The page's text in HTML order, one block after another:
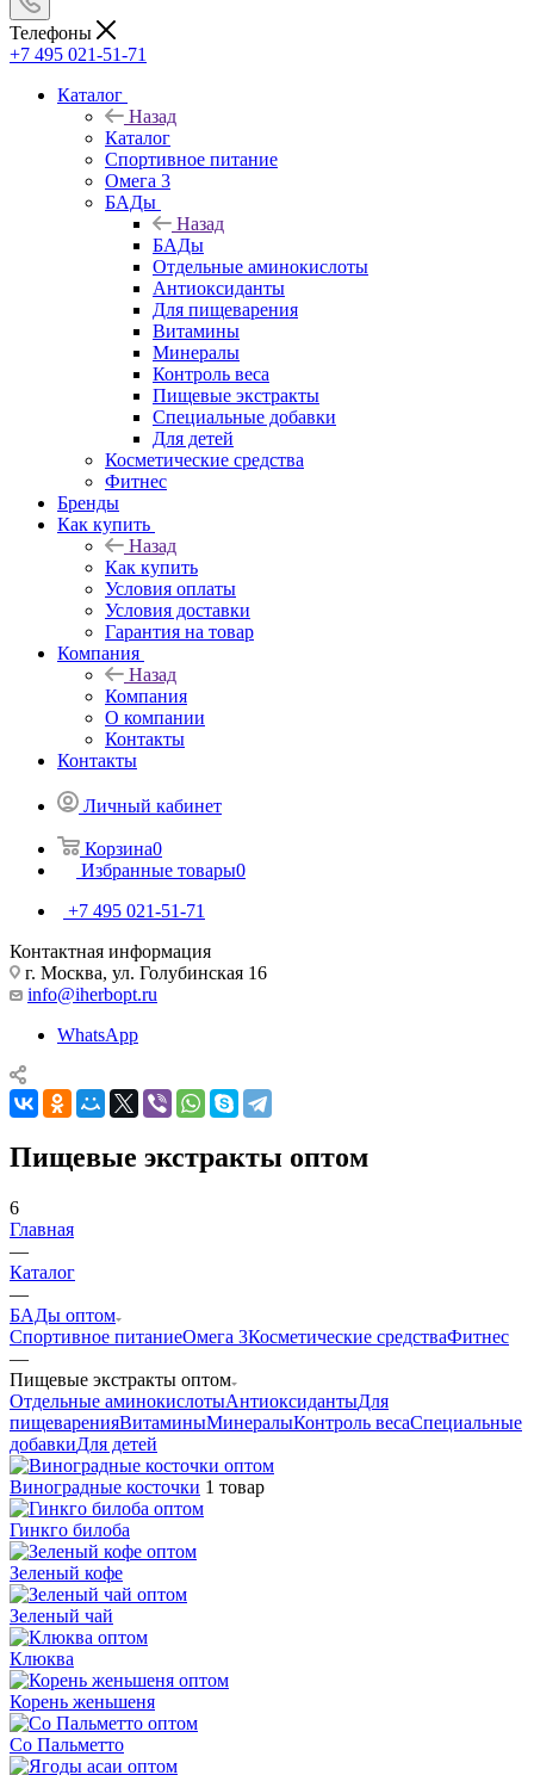
Телефоны
+7 495 021-51-71
Каталог
Назад
Каталог
Спортивное питание
Омега 3
БАДы
Назад
БАДы
Отдельные аминокислоты
Антиоксиданты
Для пищеварения
Витамины
Минералы
Контроль веса
Пищевые экстракты
Специальные добавки
Для детей
Косметические средства
Фитнес
Бренды
Как купить
Назад
Как купить
Условия оплаты
Условия доставки
Гарантия на товар
Компания
Назад
Компания
О компании
Контакты
Контакты
Личный кабинет
Корзина0
Избранные товары0
+7 495 021-51-71
Контактная информация
г. Москва, ул. Голубинская 16
info@iherbopt.ru
WhatsApp
Пищевые экстракты оптом
6
Главная
—
Каталог
—
БАДы оптом
Спортивное питаниеОмега 3Косметические средстваФитнес
—
Пищевые экстракты оптом
Отдельные аминокислотыАнтиоксидантыДля
пищеваренияВитаминыМинералыКонтроль весаСпециальные
добавкиДля детей
Виноградные косточки 1 товар
Гинкго билоба
Зеленый кофе
Зеленый чай
Клюква
Корень женьшеня
Со Пальметто